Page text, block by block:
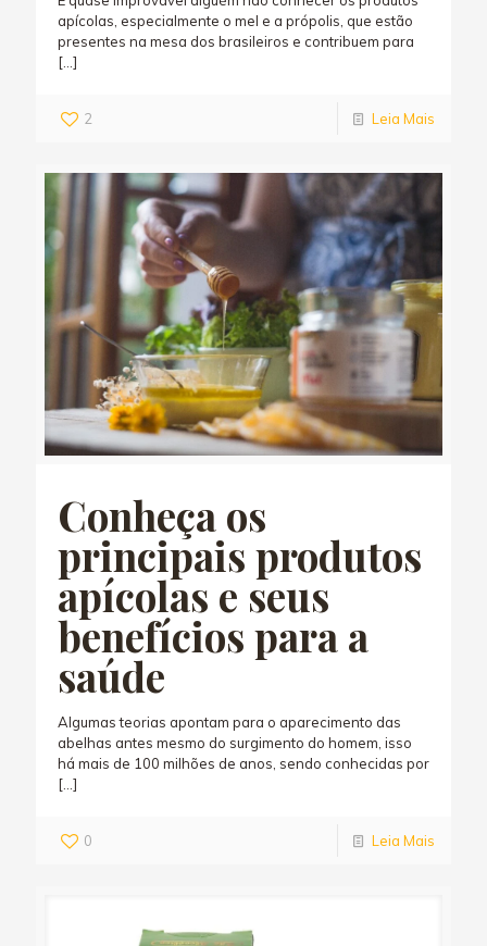
apícolas, especialmente o mel e a própolis, que estão
presentes na mesa dos brasileiros e contribuem para
[…]
2 Leia Mais
Conheça os
principais produtos
apícolas e seus
benefícios para a
saúde
Algumas teorias apontam para o aparecimento das
abelhas antes mesmo do surgimento do homem, isso
há mais de 100 milhões de anos, sendo conhecidas por
[…]
0 Leia Mais